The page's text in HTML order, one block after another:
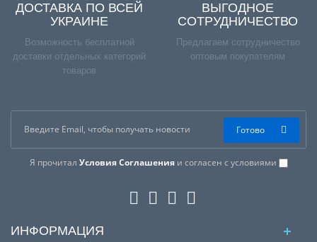
ДОСТАВКА ПО ВСЕЙ
УКРАИНЕ
Возможность бесплатной
доставки отдельных категорий
товаров
ВЫГОДНОЕ
СОТРУДНИЧЕСТВО
Предлагаем сотрудничество
оптовым покупателям
Я прочитал Условия Соглашенияи согласен с условиями
Готово
ИНФОРМАЦИЯ